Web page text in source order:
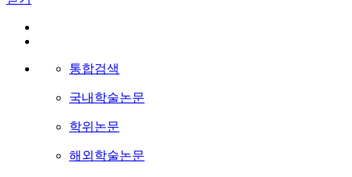
통합검색
국내학술논문
학위논문
해외학술논문